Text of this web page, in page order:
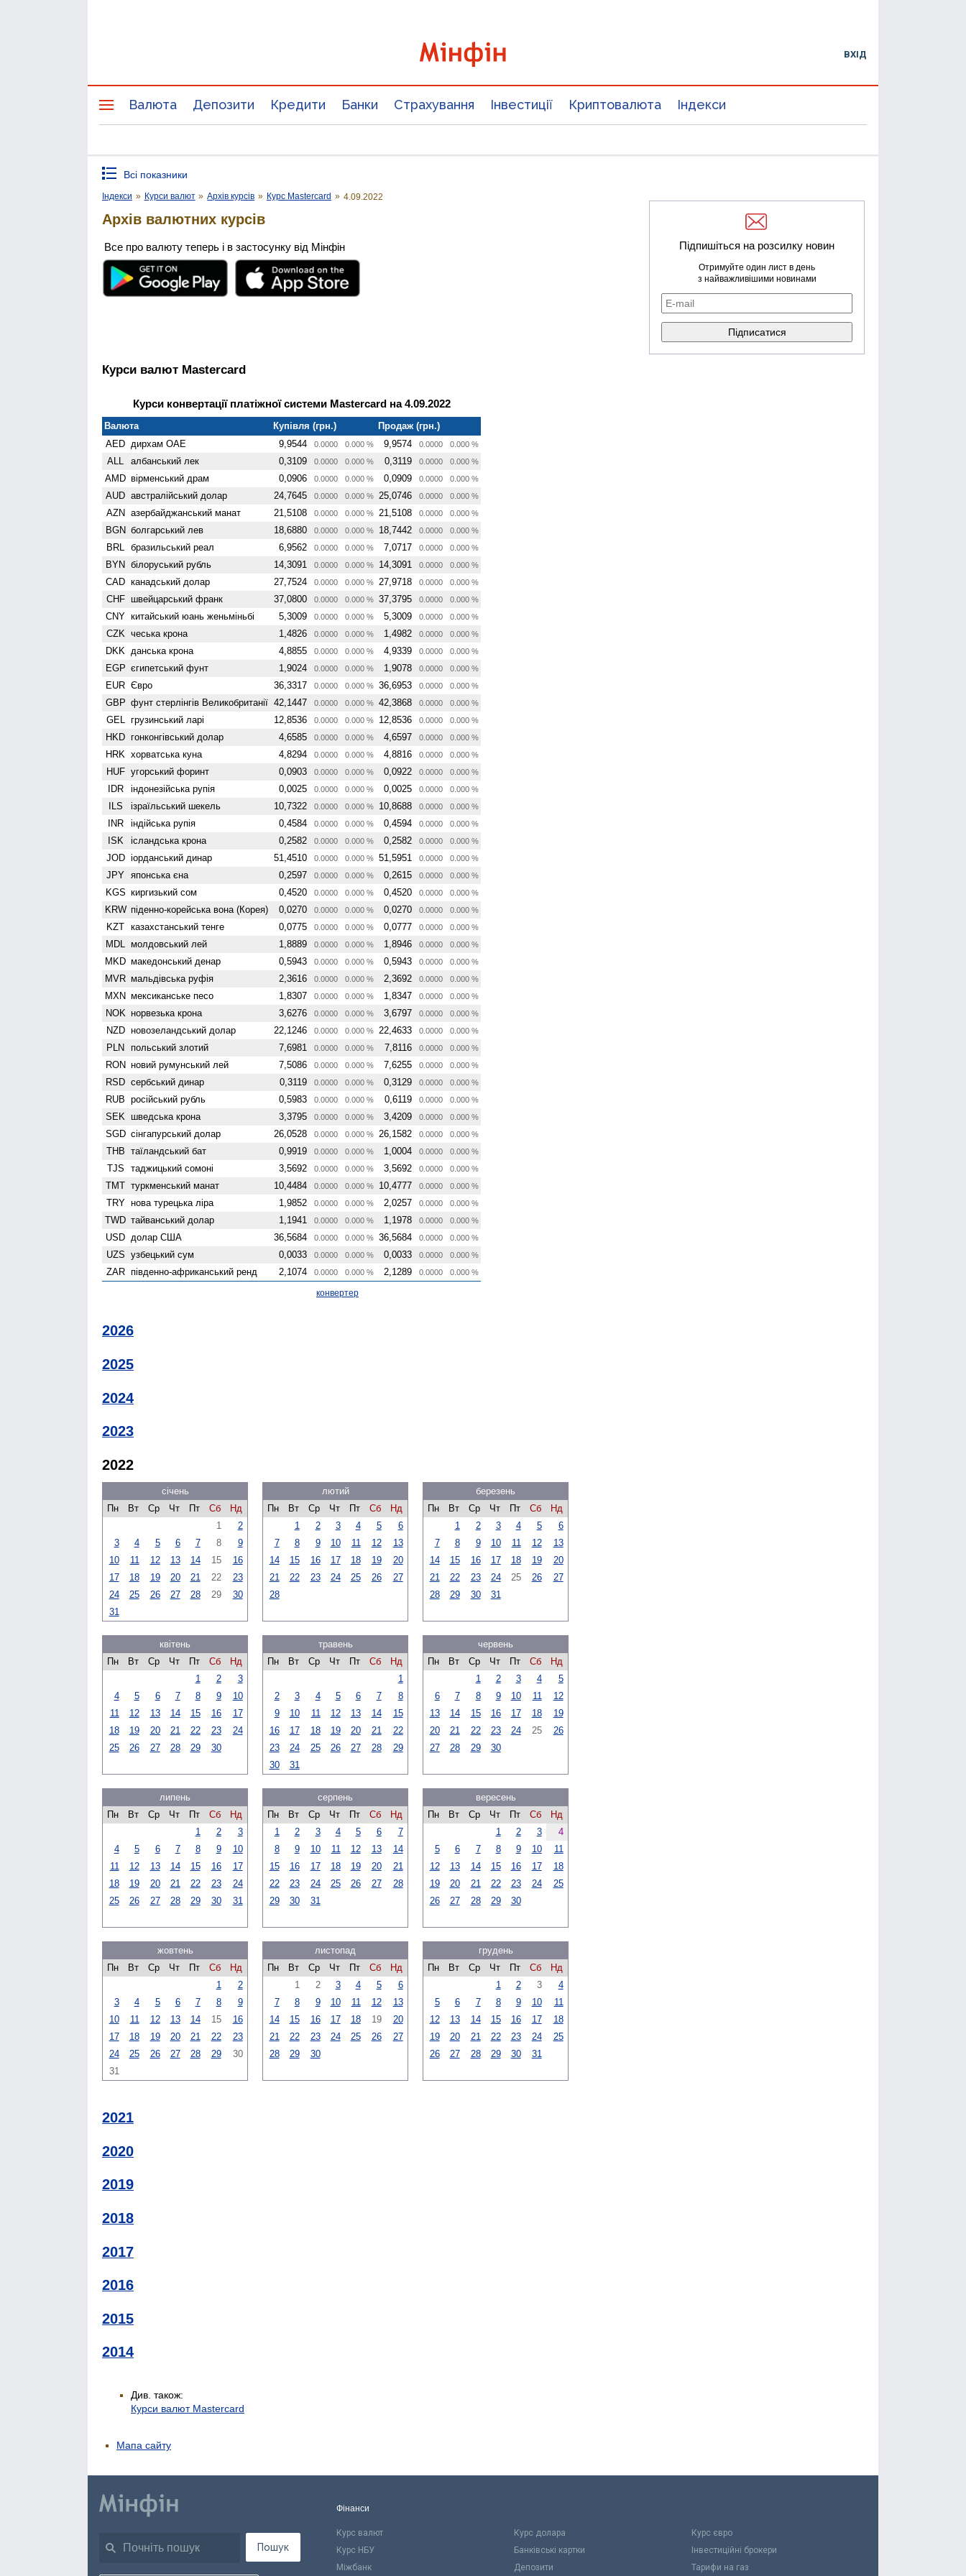
ВХІД
Валюта Депозити Кредити Банки Страхування Інвестиції Криптовалюта Індекси
Всі показники
Індекси » Курси валют » Архів курсів » Курс Mastercard » 4.09.2022
Архів валютних курсів
Все про валюту теперь і в застосунку від Мінфін
Курси валют Mastercard
Курси конвертації платіжної системи Mastercard на 4.09.2022
Валюта Купівля (грн.)
Продаж (грн.)
AED дирхам ОАЕ 9,9544 0.0000 0.000 % 9,9574 0.0000 0.000 %
ALL албанський лек 0,3109 0.0000 0.000 % 0,3119 0.0000 0.000 %
AMD вiрменський драм 0,0906 0.0000 0.000 % 0,0909 0.0000 0.000 %
AUD австралійський долар 24,7645 0.0000 0.000 % 25,0746 0.0000 0.000 %
AZN азербайджанський манат 21,5108 0.0000 0.000 % 21,5108 0.0000 0.000 %
BGN болгарський лев 18,6880 0.0000 0.000 % 18,7442 0.0000 0.000 %
BRL бразильський реал 6,9562 0.0000 0.000 % 7,0717 0.0000 0.000 %
BYN білоруський рубль 14,3091 0.0000 0.000 % 14,3091 0.0000 0.000 %
CAD канадський долар 27,7524 0.0000 0.000 % 27,9718 0.0000 0.000 %
CHF швейцарський франк 37,0800 0.0000 0.000 % 37,3795 0.0000 0.000 %
CNY китайський юань женьмiньбi 5,3009 0.0000 0.000 % 5,3009 0.0000 0.000 %
CZK чеська крона 1,4826 0.0000 0.000 % 1,4982 0.0000 0.000 %
DKK данська крона 4,8855 0.0000 0.000 % 4,9339 0.0000 0.000 %
EGP єгипетський фунт 1,9024 0.0000 0.000 % 1,9078 0.0000 0.000 %
EUR Євро 36,3317 0.0000 0.000 % 36,6953 0.0000 0.000 %
GBP фунт стерлінгів Велико­британії 42,1447 0.0000 0.000 % 42,3868 0.0000 0.000 %
GEL грузинський ларі 12,8536 0.0000 0.000 % 12,8536 0.0000 0.000 %
HKD гонконгівський долар 4,6585 0.0000 0.000 % 4,6597 0.0000 0.000 %
HRK хорватська куна 4,8294 0.0000 0.000 % 4,8816 0.0000 0.000 %
HUF угорський форинт 0,0903 0.0000 0.000 % 0,0922 0.0000 0.000 %
IDR індонезійська рупія 0,0025 0.0000 0.000 % 0,0025 0.0000 0.000 %
ILS ізраїльський шекель 10,7322 0.0000 0.000 % 10,8688 0.0000 0.000 %
INR індійська рупія 0,4584 0.0000 0.000 % 0,4594 0.0000 0.000 %
ISK ісландська крона 0,2582 0.0000 0.000 % 0,2582 0.0000 0.000 %
JOD іорданський динар 51,4510 0.0000 0.000 % 51,5951 0.0000 0.000 %
JPY японська єна 0,2597 0.0000 0.000 % 0,2615 0.0000 0.000 %
KGS киргизький сом 0,4520 0.0000 0.000 % 0,4520 0.0000 0.000 %
KRW піденно-корейська вона (Корея) 0,0270 0.0000 0.000 % 0,0270 0.0000 0.000 %
KZT казахстанський тенге 0,0775 0.0000 0.000 % 0,0777 0.0000 0.000 %
MDL молдовський лей 1,8889 0.0000 0.000 % 1,8946 0.0000 0.000 %
MKD македонський денар 0,5943 0.0000 0.000 % 0,5943 0.0000 0.000 %
MVR мальдівська руфія 2,3616 0.0000 0.000 % 2,3692 0.0000 0.000 %
MXN мексиканське песо 1,8307 0.0000 0.000 % 1,8347 0.0000 0.000 %
NOK норвезька крона 3,6276 0.0000 0.000 % 3,6797 0.0000 0.000 %
NZD ново­зеландський долар 22,1246 0.0000 0.000 % 22,4633 0.0000 0.000 %
PLN польський злотий 7,6981 0.0000 0.000 % 7,8116 0.0000 0.000 %
RON новий румунський лей 7,5086 0.0000 0.000 % 7,6255 0.0000 0.000 %
RSD сербський динар 0,3119 0.0000 0.000 % 0,3129 0.0000 0.000 %
RUB російський рубль 0,5983 0.0000 0.000 % 0,6119 0.0000 0.000 %
SEK шведська крона 3,3795 0.0000 0.000 % 3,4209 0.0000 0.000 %
SGD сінгапурський долар 26,0528 0.0000 0.000 % 26,1582 0.0000 0.000 %
THB таїландський бат 0,9919 0.0000 0.000 % 1,0004 0.0000 0.000 %
TJS таджицький сомоні 3,5692 0.0000 0.000 % 3,5692 0.0000 0.000 %
TMT туркменський манат 10,4484 0.0000 0.000 % 10,4777 0.0000 0.000 %
TRY нова турецька ліра 1,9852 0.0000 0.000 % 2,0257 0.0000 0.000 %
TWD тайванський долар 1,1941 0.0000 0.000 % 1,1978 0.0000 0.000 %
USD долар США 36,5684 0.0000 0.000 % 36,5684 0.0000 0.000 %
UZS узбецький сум 0,0033 0.0000 0.000 % 0,0033 0.0000 0.000 %
ZAR південно-африканський ренд 2,1074 0.0000 0.000 % 2,1289 0.0000 0.000 %
конвертер
2026
2025
2024
2023
2022
січень
Пн
Вт Ср Чт Пт Сб
Нд
1
2
3
4 5 6 7 8
9
10
11 12 13 14 15
16
17
18 19 20 21 22
23
24
25 26 27 28 29
30
31
лютий
Пн
Вт Ср Чт Пт Сб
Нд
1
2 3 4 5
6
7
8 9 10 11 12
13
14
15 16 17 18 19
20
21
22 23 24 25 26
27
28
березень
Пн
Вт Ср Чт Пт Сб
Нд
1
2 3 4 5
6
7
8 9 10 11 12
13
14
15 16 17 18 19
20
21
22 23 24 25 26
27
28
29 30 31
квітень
Пн
Вт Ср Чт Пт Сб
Нд
1
2
3
4
5 6 7 8 9
10
11
12 13 14 15 16
17
18
19 20 21 22 23
24
25
26 27 28 29 30
травень
Пн
Вт Ср Чт Пт Сб
Нд
1
2
3 4 5 6 7
8
9
10 11 12 13 14
15
16
17 18 19 20 21
22
23
24 25 26 27 28
29
30
31
червень
Пн
Вт Ср Чт Пт Сб
Нд
1
2 3 4
5
6
7 8 9 10 11
12
13
14 15 16 17 18
19
20
21 22 23 24 25
26
27
28 29 30
липень
Пн
Вт Ср Чт Пт Сб
Нд
1
2
3
4
5 6 7 8 9
10
11
12 13 14 15 16
17
18
19 20 21 22 23
24
25
26 27 28 29 30 31
серпень
Пн
Вт Ср Чт Пт Сб
Нд
1
2 3 4 5 6
7
8
9 10 11 12 13
14
15
16 17 18 19 20
21
22
23 24 25 26 27
28
29
30 31
вересень
Пн
Вт Ср Чт Пт Сб
Нд
1
2 3
4
5
6 7 8 9 10
11
12
13 14 15 16 17
18
19
20 21 22 23 24
25
26
27 28 29 30
жовтень
Пн
Вт Ср Чт Пт Сб
Нд
1
2
3
4 5 6 7 8
9
10
11 12 13 14 15
16
17
18 19 20 21 22
23
24
25 26 27 28 29
30
31
листопад
Пн
Вт Ср Чт Пт Сб
Нд
1
2 3 4 5
6
7
8 9 10 11 12
13
14
15 16 17 18 19
20
21
22 23 24 25 26
27
28
29 30
грудень
Пн
Вт Ср Чт Пт Сб
Нд
1
2 3
4
5
6 7 8 9 10
11
12
13 14 15 16 17
18
19
20 21 22 23 24
25
26
27 28 29 30 31
2021
2020
2019
2018
2017
2016
2015
2014
Див. також:
Курси валют Mastercard
Підпишіться на розсилку новин
Отримуйте один лист в день
з найважливішими новинами
Мапа сайту
Пошук
Фінанси
Курс валют Курс долара
Курс євро
Курс НБУ
Банківські картки
Інвестиційні брокери
Міжбанк
Депозити Тарифи на газ